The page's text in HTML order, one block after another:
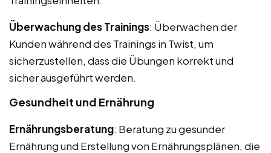
Überwachung des Trainings: Überwachen der
Kunden während des Trainings in Twist, um
sicherzustellen, dass die Übungen korrekt und
sicher ausgeführt werden.
Gesundheit und Ernährung
Ernährungsberatung: Beratung zu gesunder
Ernährung und Erstellung von Ernährungsplänen, die